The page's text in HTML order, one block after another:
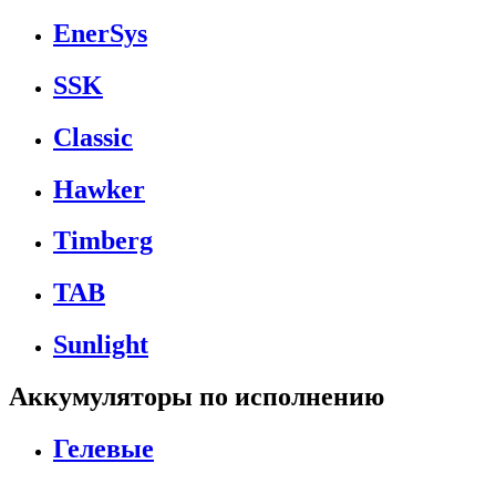
EnerSys
SSK
Classic
Hawker
Timberg
TAB
Sunlight
Аккумуляторы по исполнению
Гелевые